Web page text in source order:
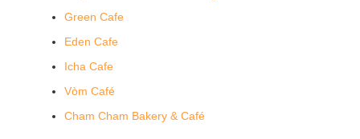
Green Cafe
Eden Cafe
Icha Cafe
Vòm Café
Cham Cham Bakery & Café